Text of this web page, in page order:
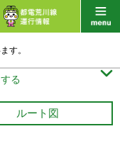
す。
る 
ルート図